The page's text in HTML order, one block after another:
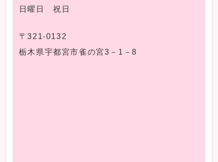
日曜日 祝日
〒321-0132
栃木県宇都宮市雀の宮3－1－8